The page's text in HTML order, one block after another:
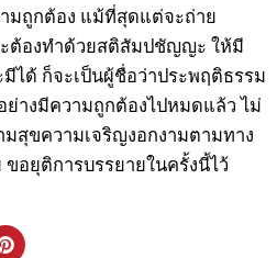
มถูกต้อง แม้ที่สุดแต่จะถ่าย
ะต้องทำด้วยสติสัมปชัญญะ ให้มี
ได้ ก็จะเป็นผู้ชื่อว่าประพฤติธรรม
างมีความถูกต้องไปหมดแล้ว ไม่
มสุขความเจริญงอกงามตามทาง
อยุติการบรรยายในครั้งนี้ไว้